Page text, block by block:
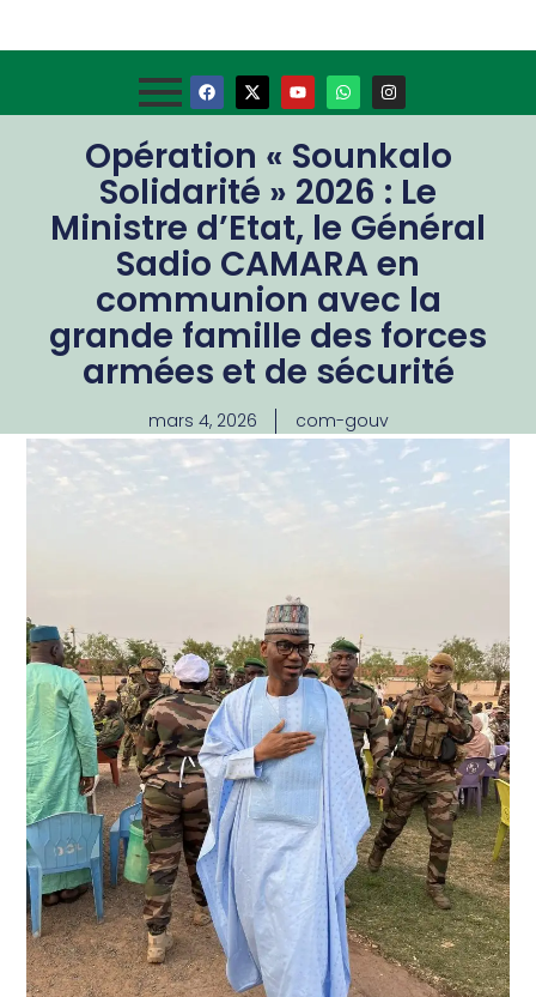
Opération « Sounkalo
Solidarité » 2026 : Le
Ministre d’Etat, le Général
Sadio CAMARA en
communion avec la
grande famille des forces
armées et de sécurité
mars 4, 2026 com-gouv